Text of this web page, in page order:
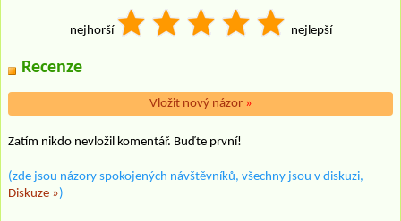
nejhorší nejlepší
Recenze
Vložit nový názor »
Zatím nikdo nevložil komentář. Buďte první!
(zde jsou názory spokojených návštěvníků, všechny jsou v diskuzi,
Diskuze »)